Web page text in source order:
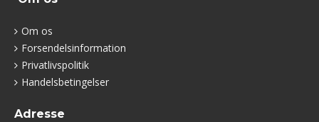
Om os
Forsendelsinformation
Privatlivspolitik
Handelsbetingelser
Adresse